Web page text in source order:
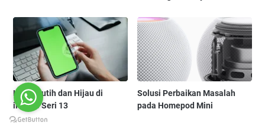
Layar Putih dan Hijau di
iPhone Seri 13
Solusi Perbaikan Masalah
pada Homepod Mini